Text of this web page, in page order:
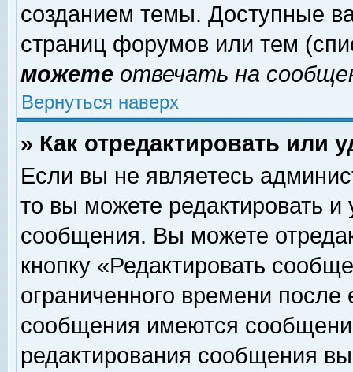
созданием темы. Доступные
страниц форумов или тем
можете отвечать на
Вернуться наверх
» Как отредактировать или
Если вы не являетесь
то вы можете редактировать и
сообщения. Вы можете
кнопку «Редактировать
ограниченного времени
сообщения имеются
редактирования сообщения